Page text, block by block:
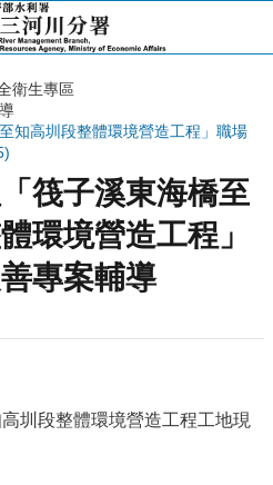
衛生專區
知高圳段整體環境營造工程」職場
筏子溪東海橋至
環境營造工程」
專案輔導
圳段整體環境營造工程工地現